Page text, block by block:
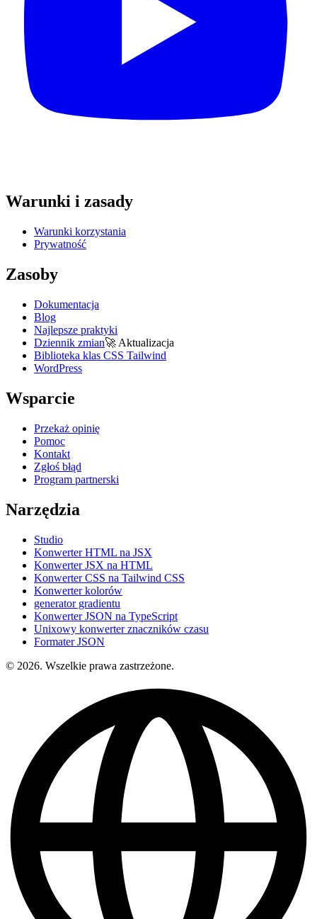
Warunki i zasady
Warunki korzystania
Prywatność
Zasoby
Dokumentacja
Blog
Najlepsze praktyki
Dziennik zmian🚀 Aktualizacja
Biblioteka klas CSS Tailwind
WordPress
Wsparcie
Przekaż opinię
Pomoc
Kontakt
Zgłoś błąd
Program partnerski
Narzędzia
Studio
Konwerter HTML na JSX
Konwerter JSX na HTML
Konwerter CSS na Tailwind CSS
Konwerter kolorów
generator gradientu
Konwerter JSON na TypeScript
Unixowy konwerter znaczników czasu
Formater JSON
© 2026. Wszelkie prawa zastrzeżone.